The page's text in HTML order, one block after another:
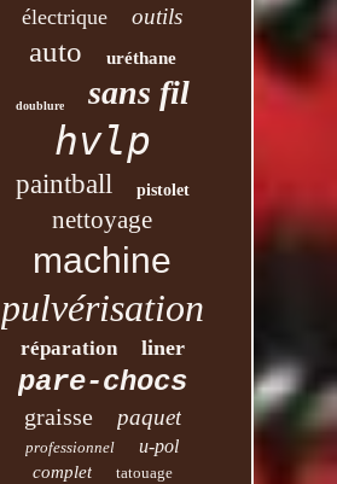
électrique outils
auto uréthane
doublure sans fil
hvlp
paintball pistolet
nettoyage
machine
pulvérisation
réparation liner
pare-chocs
graisse paquet
professionnel u-pol
complet tatouage